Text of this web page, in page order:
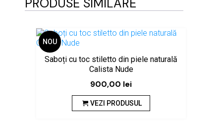
NOU
Saboți cu toc stiletto din piele naturală
Calista Nude
900,00 lei
VEZI PRODUSUL